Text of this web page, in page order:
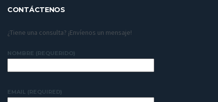
CONTÁCTENOS
¿Tiene una consulta? ¡Envíenos un mensaje!
NOMBRE (REQUERIDO)
EMAIL (REQUIRED)